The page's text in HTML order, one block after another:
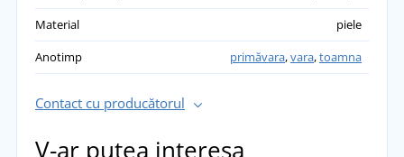
Material
piele
Anotimp
primăvara,vara,toamna
Contact cu producătorul
V-ar putea interesa